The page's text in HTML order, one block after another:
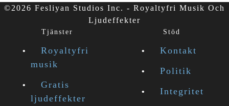
©2026 Fesliyan Studios Inc. - Royaltyfri Musik Och
Ljudeffekter
Tjänster
Royaltyfri
musik
Gratis
ljudeffekter
Stöd
Kontakt
Politik
Integritet